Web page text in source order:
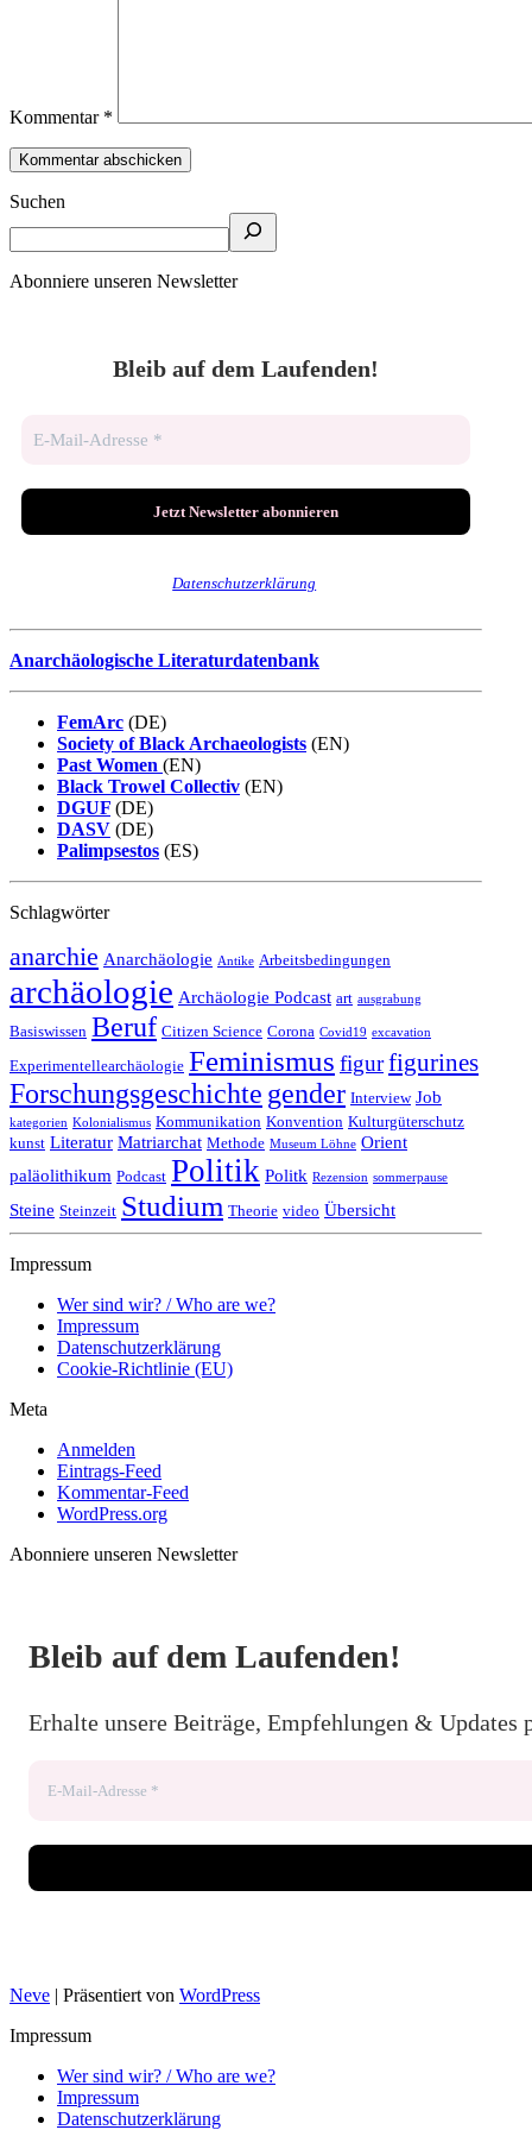
Kommentar *
Suchen
Abonniere unseren Newsletter
Bleib auf dem Laufenden!
Datenschutzerklärung
Anarchäologische Literaturdatenbank
FemArc (DE)
Society of Black Archaeologists (EN)
Past Women (EN)
Black Trowel Collectiv (EN)
DGUF (DE)
DASV (DE)
Palimpsestos (ES)
Schlagwörter
anarchie Anarchäologie Antike Arbeitsbedingungen
archäologie Archäologie Podcast art ausgrabung
Basiswissen Beruf Citizen Science Corona Covid19 excavation
Experimentellearchäologie Feminismus figurfigurines
Forschungsgeschichte gender Interview Job
kategorien Kolonialismus Kommunikation Konvention Kulturgüterschutz
kunst Literatur Matriarchat Methode Museum Löhne Orient
paläolithikum Podcast Politik Politk Rezension sommerpause
Steine Steinzeit Studium Theorie video Übersicht
Impressum
Wer sind wir? / Who are we?
Impressum
Datenschutzerklärung
Cookie-Richtlinie (EU)
Meta
Anmelden
Eintrags-Feed
Kommentar-Feed
WordPress.org
Abonniere unseren Newsletter
Bleib auf dem Laufenden!
Erhalte unsere Beiträge, Empfehlungen & Updates
Neve | Präsentiert von WordPress
Impressum
Wer sind wir? / Who are we?
Impressum
Datenschutzerklärung